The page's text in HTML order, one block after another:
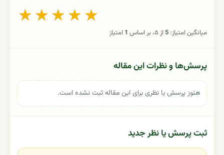
★ ★ ★ ★ ★
میانگین امتیاز: 5از ۵، بر اساس 1 امتیاز
پرسش‌ها و نظرات این مقاله
هنوز پرسش یا نظری برای این مقاله ثبت نشده است.
ثبت پرسش یا نظر جدید